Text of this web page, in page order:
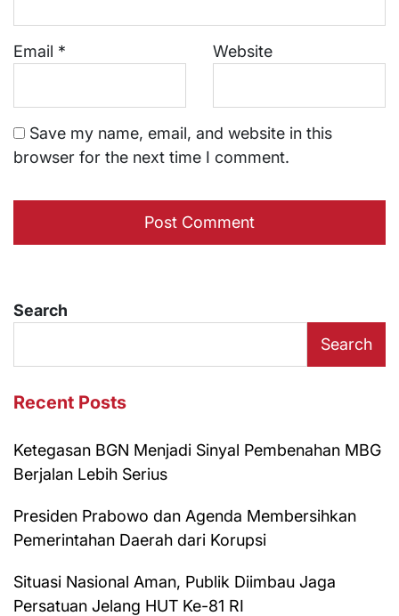
Email * Website
Save my name, email, and website in this
browser for the next time I comment.
Search
Search
Recent Posts
Ketegasan BGN Menjadi Sinyal Pembenahan MBG
Berjalan Lebih Serius
Presiden Prabowo dan Agenda Membersihkan
Pemerintahan Daerah dari Korupsi
Situasi Nasional Aman, Publik Diimbau Jaga
Persatuan Jelang HUT Ke-81 RI